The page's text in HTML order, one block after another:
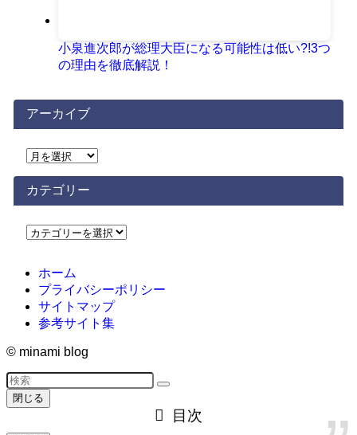
小泉進次郎が総理大臣になる可能性は低い?!3つ
の理由を徹底解説！
アーカイブ
ア
カ
イ
ブ
カテゴリー
カ
ホーム
プライバシーポリシー
サイトマップ
参考サイト集
© minami blog
閉じる
目次